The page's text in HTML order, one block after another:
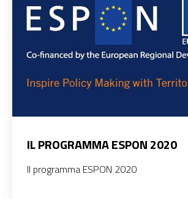
IL PROGRAMMA ESPON 2020
Il programma ESPON 2020